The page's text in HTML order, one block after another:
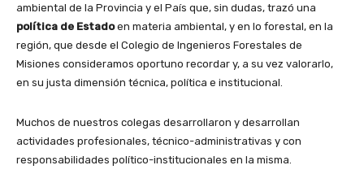
ambiental de la Provincia y el País que, sin dudas, trazó una
política de Estadoen materia ambiental, y en lo forestal, en la
región, que desde el Colegio de Ingenieros Forestales de
Misiones consideramos oportuno recordar y, a su vez valorarlo,
en su justa dimensión técnica, política e institucional.
Muchos de nuestros colegas desarrollaron y desarrollan
actividades profesionales, técnico-administrativas y con
responsabilidades político-institucionales en la misma.